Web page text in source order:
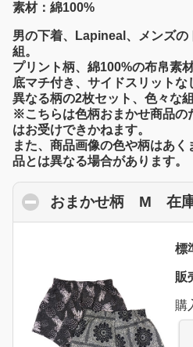
素材：綿100%
男の下着、Lapineal、メンズの
組。
プリント柄、綿100%の布帛素材
底マチ付き、サイドスリットな
異なる柄の2枚セット、色々な
※こちらは色柄おまかせ商品の
はお受けできかねます。
また、商品画像の色や柄はあ
品とは異なる場合があります。
おまかせ柄 M 在
標
販
購